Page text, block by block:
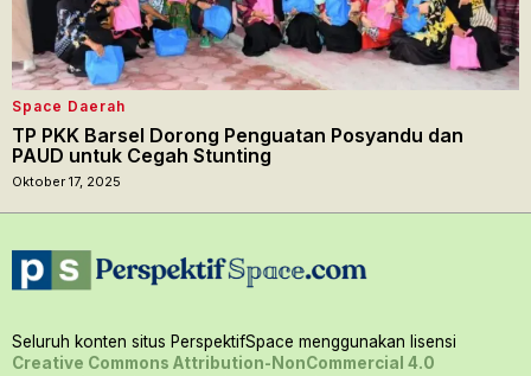
Space Daerah
TP PKK Barsel Dorong Penguatan Posyandu dan
PAUD untuk Cegah Stunting
Oktober 17, 2025
Seluruh konten situs PerspektifSpace menggunakan lisensi
Creative Commons Attribution-NonCommercial 4.0